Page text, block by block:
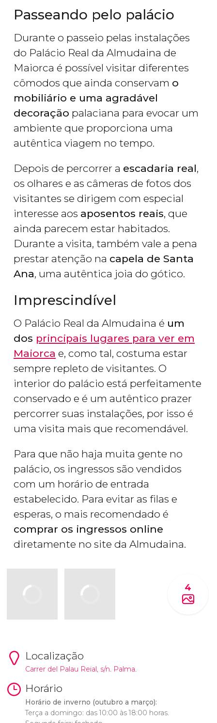
Passeando pelo palácio
Durante o passeio pelas instalações
do Palácio Real da Almudaina de
Maiorca é possível visitar diferentes
cômodos que ainda conservam o
mobiliário e uma agradável
decoração palaciana para evocar um
ambiente que proporciona uma
autêntica viagem no tempo.
Depois de percorrer a escadaria real,
os olhares e as câmeras de fotos dos
visitantes se dirigem com especial
interesse aos aposentos reais, que
ainda parecem estar habitados.
Durante a visita, também vale a pena
prestar atenção na capela de Santa
Ana, uma autêntica joia do gótico.
Imprescindível
O Palácio Real da Almudaina é um
dos principais lugares para ver em
Maiorca e, como tal, costuma estar
sempre repleto de visitantes. O
interior do palácio está perfeitamente
conservado e é um autêntico prazer
percorrer suas instalações, por isso é
uma visita mais que recomendável.
Para que não haja muita gente no
palácio, os ingressos são vendidos
com um horário de entrada
estabelecido. Para evitar as filas e
esperas, o mais recomendado é
comprar os ingressos online
diretamente no site da Almudaina.
4
Localização
Carrer del Palau Reial, s/n. Palma.
Horário
Horário de inverno (outubro a março):
Terça a domingo: das 10:00 às 18:00 horas.